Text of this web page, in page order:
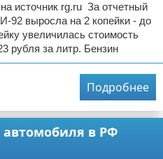
источник rg.ru За отчетный
92 выросла на 2 копейки - до
увеличилась стоимость
рубля за литр. Бензин
Подробнее
в РФ